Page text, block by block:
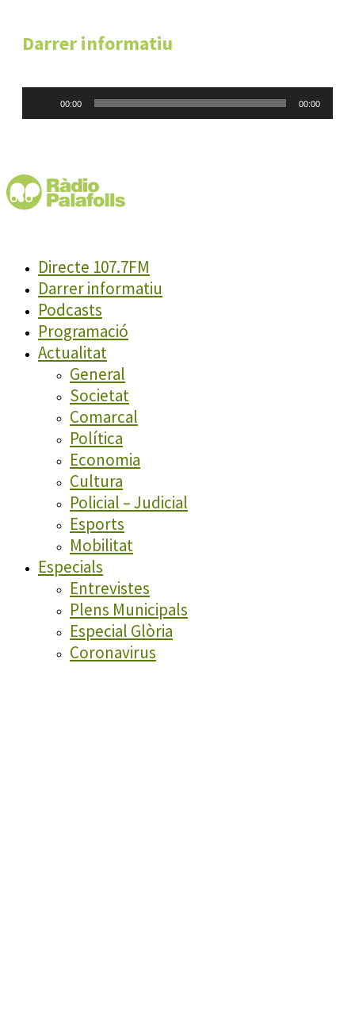
Darrer informatiu
00:00 00:00
Directe 107.7FM
Darrer informatiu
Podcasts
Programació
Actualitat
General
Societat
Comarcal
Política
Economia
Cultura
Policial – Judicial
Esports
Mobilitat
Especials
Entrevistes
Plens Municipals
Especial Glòria
Coronavirus